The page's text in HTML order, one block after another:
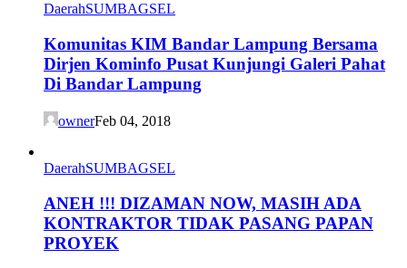
DaerahSUMBAGSEL
Komunitas KIM Bandar Lampung Bersama
Dirjen Kominfo Pusat Kunjungi Galeri Pahat
Di Bandar Lampung
ownerFeb 04, 2018
DaerahSUMBAGSEL
ANEH !!! DIZAMAN NOW, MASIH ADA
KONTRAKTOR TIDAK PASANG PAPAN
PROYEK